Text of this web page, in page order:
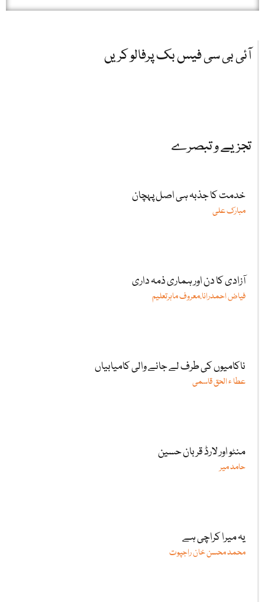
آئی بی سی فیس بک پرفالو کریں
تجزیے و تبصرے
خدمت کا جذبہ ہی اصل پہچان
مبارک علی
آزادی کا دن اور ہماری ذمہ داری
فیاض احمدرانا،معروف ماہرتعلیم
ناکامیوں کی طرف لے جانے والی کامیابیاں
عطا ء الحق قاسمی
منٹو اور لارڈ قربان حسین
حامد میر
یہ میرا کراچی ہے
محمد محسن خان راجپوت